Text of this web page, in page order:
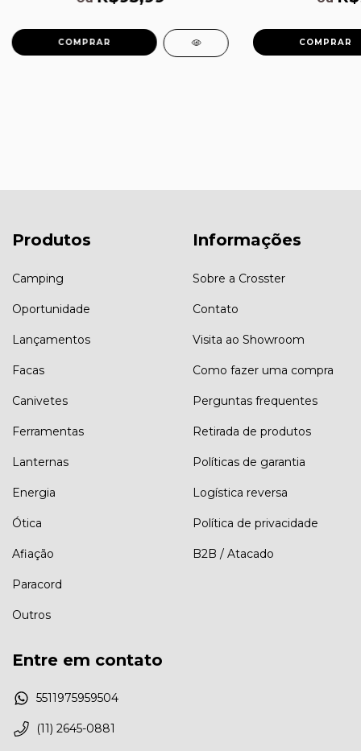
Produtos
Camping
Oportunidade
Lançamentos
Facas
Canivetes
Ferramentas
Lanternas
Energia
Ótica
Afiação
Paracord
Outros
Informações
Sobre a Crosster
Contato
Visita ao Showroom
Como fazer uma compra
Perguntas frequentes
Retirada de produtos
Políticas de garantia
Logística reversa
Política de privacidade
B2B / Atacado
Entre em contato
5511975959504
(11) 2645-0881